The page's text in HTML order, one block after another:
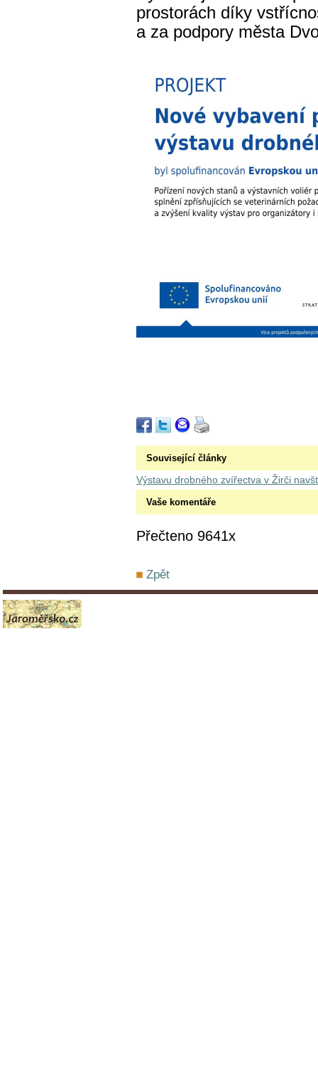
prostorách díky
a za podpory města
Související články
Výstavu drobného zvířectva v Žirči
Vaše komentáře
Přečteno 9641x
Zpět